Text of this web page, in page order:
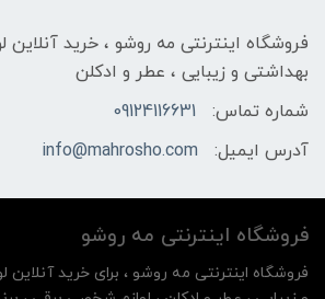
فروشگاه اینترنتی مه‌ رو‌شو ، خرید آنلاین
بهداشتی و زیبایی ، عطر و ادکلن
شماره تماس:
09124116631
آدرس ایمیل:
info@mahrosho.com
فروشگاه اینترنتی مه‌ رو‌شو
فروشگاه اینترنتی مه‌ رو‌شو ، برای خرید آنلاین